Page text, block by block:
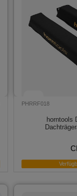
PHRRF018
horntools